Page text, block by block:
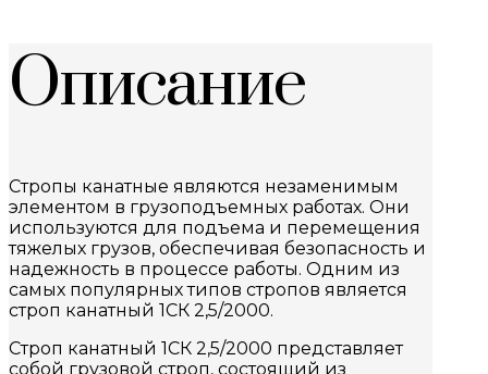
Описание
Стропы канатные являются незаменимым
элементом в грузоподъемных работах. Они
используются для подъема и перемещения
тяжелых грузов, обеспечивая безопасность и
надежность в процессе работы. Одним из
самых популярных типов стропов является
строп канатный 1СК 2,5/2000.
Строп канатный 1СК 2,5/2000 представляет
собой грузовой строп, состоящий из